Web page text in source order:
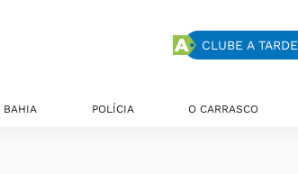
CLUBE A TARDE
BAHIA POLÍCIA O CARRASCO